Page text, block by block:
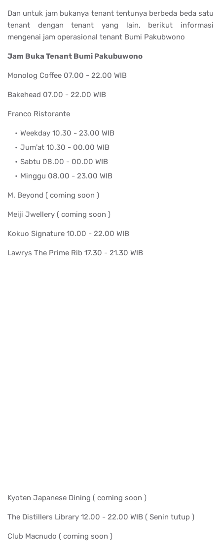
Dan untuk jam bukanya tenant tentunya berbeda beda satu
tenant dengan tenant yang lain, berikut informasi
mengenai jam operasional tenant Bumi Pakubwono
Jam Buka Tenant Bumi Pakubuwono
Monolog Coffee 07.00 - 22.00 WIB
Bakehead 07.00 - 22.00 WIB
Franco Ristorante
Weekday 10.30 - 23.00 WIB
Jum'at 10.30 - 00.00 WIB
Sabtu 08.00 - 00.00 WIB
Minggu 08.00 - 23.00 WIB
M. Beyond ( coming soon )
Meiji Jwellery ( coming soon )
Kokuo Signature 10.00 - 22.00 WIB
Lawrys The Prime Rib 17.30 - 21.30 WIB
Kyoten Japanese Dining ( coming soon )
The Distillers Library 12.00 - 22.00 WIB ( Senin tutup )
Club Macnudo ( coming soon )